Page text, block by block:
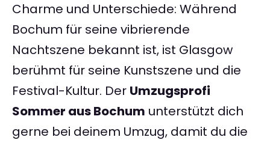
Charme und Unterschiede: Während
Bochum für seine vibrierende
Nachtszene bekannt ist, ist Glasgow
berühmt für seine Kunstszene und die
Festival-Kultur. Der Umzugsprofi
Sommer aus Bochum unterstützt dich
gerne bei deinem Umzug, damit du die